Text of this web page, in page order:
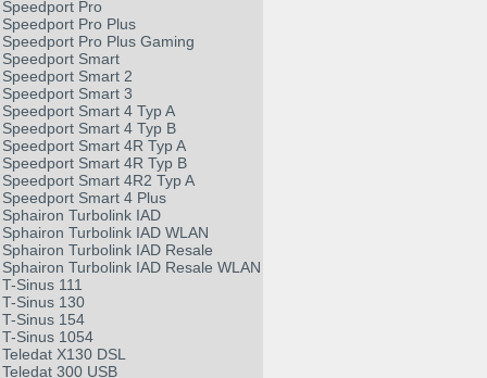
Speedport Pro
Speedport Pro Plus
Speedport Pro Plus Gaming
Speedport Smart
Speedport Smart 2
Speedport Smart 3
Speedport Smart 4 Typ A
Speedport Smart 4 Typ B
Speedport Smart 4R Typ A
Speedport Smart 4R Typ B
Speedport Smart 4R2 Typ A
Speedport Smart 4 Plus
Sphairon Turbolink IAD
Sphairon Turbolink IAD WLAN
Sphairon Turbolink IAD Resale
Sphairon Turbolink IAD Resale WLAN
T-Sinus 111
T-Sinus 130
T-Sinus 154
T-Sinus 1054
Teledat X130 DSL
Teledat 300 USB